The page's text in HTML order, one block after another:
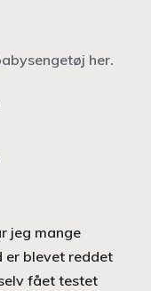
her.
jeg mange
er blevet reddet
fået testet